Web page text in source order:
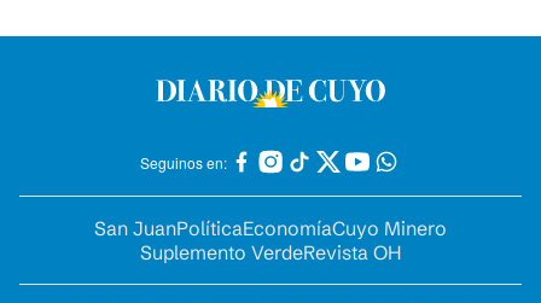
Seguinos en:
San JuanPolíticaEconomíaCuyo Minero
Suplemento VerdeRevista OH